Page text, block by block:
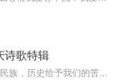
诗歌特辑